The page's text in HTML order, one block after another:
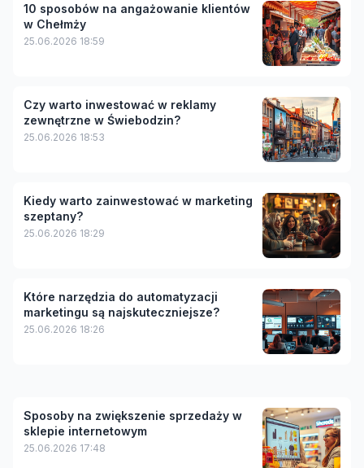
10 sposobów na angażowanie klientów
w Chełmży
25.06.2026 18:59
Czy warto inwestować w reklamy
zewnętrzne w Świebodzin?
25.06.2026 18:53
Kiedy warto zainwestować w marketing
szeptany?
25.06.2026 18:29
Które narzędzia do automatyzacji
marketingu są najskuteczniejsze?
25.06.2026 18:26
Sposoby na zwiększenie sprzedaży w
sklepie internetowym
25.06.2026 17:48